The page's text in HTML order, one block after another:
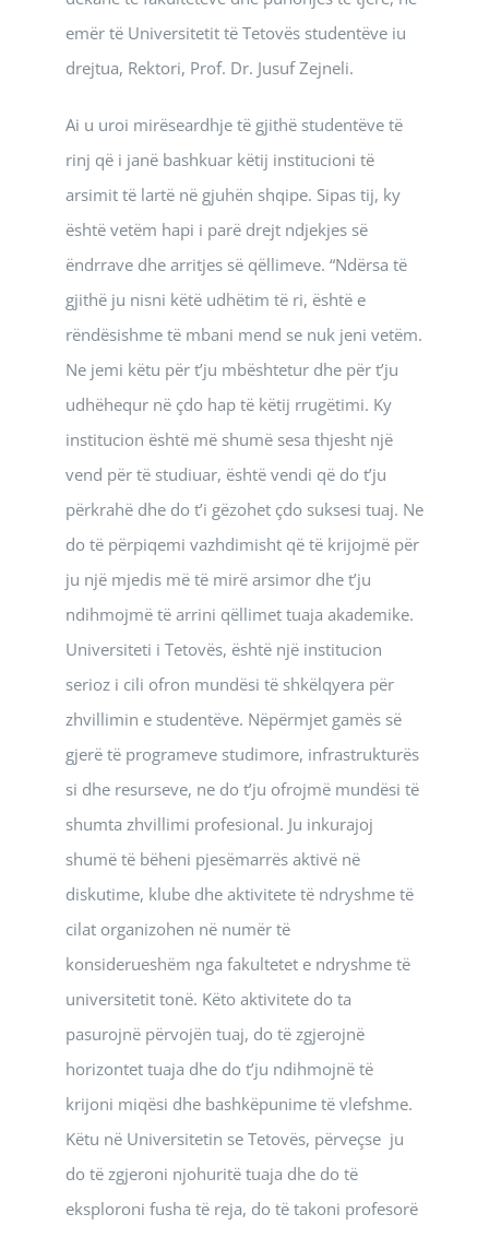
emër të Universitetit të Tetovës studentëve iu
drejtua, Rektori, Prof. Dr. Jusuf Zejneli.
Ai u uroi mirëseardhje të gjithë studentëve të
rinj që i janë bashkuar këtij institucioni të
arsimit të lartë në gjuhën shqipe. Sipas tij, ky
është vetëm hapi i parë drejt ndjekjes së
ëndrrave dhe arritjes së qëllimeve. “Ndërsa të
gjithë ju nisni këtë udhëtim të ri, është e
rëndësishme të mbani mend se nuk jeni vetëm.
Ne jemi këtu për t’ju mbështetur dhe për t’ju
udhëhequr në çdo hap të këtij rrugëtimi. Ky
institucion është më shumë sesa thjesht një
vend për të studiuar, është vendi që do t’ju
përkrahë dhe do t’i gëzohet çdo suksesi tuaj. Ne
do të përpiqemi vazhdimisht që të krijojmë për
ju një mjedis më të mirë arsimor dhe t’ju
ndihmojmë të arrini qëllimet tuaja akademike.
Universiteti i Tetovës, është një institucion
serioz i cili ofron mundësi të shkëlqyera për
zhvillimin e studentëve. Nëpërmjet gamës së
gjerë të programeve studimore, infrastrukturës
si dhe resurseve, ne do t’ju ofrojmë mundësi të
shumta zhvillimi profesional. Ju inkurajoj
shumë të bëheni pjesëmarrës aktivë në
diskutime, klube dhe aktivitete të ndryshme të
cilat organizohen në numër të
konsiderueshëm nga fakultetet e ndryshme të
universitetit tonë. Këto aktivitete do ta
pasurojnë përvojën tuaj, do të zgjerojnë
horizontet tuaja dhe do t’ju ndihmojnë të
krijoni miqësi dhe bashkëpunime të vlefshme.
Këtu në Universitetin se Tetovës, përveçse ju
do të zgjeroni njohuritë tuaja dhe do të
eksploroni fusha të reja, do të takoni profesorë